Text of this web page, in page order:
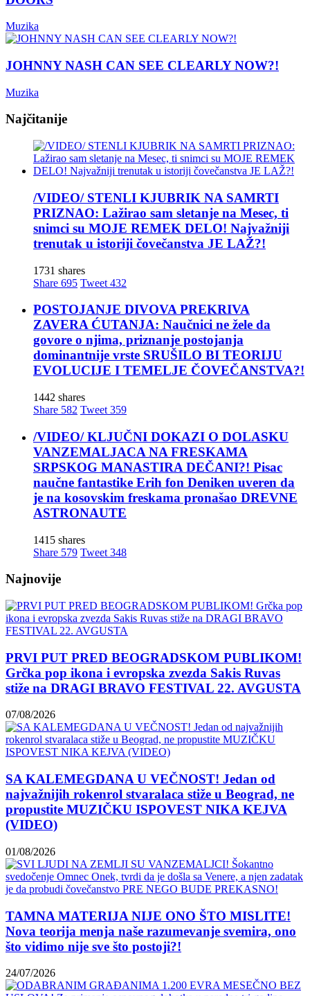
Muzika
JOHNNY NASH CAN SEE CLEARLY NOW?!
Muzika
Najčitanije
/VIDEO/ STENLI KJUBRIK NA SAMRTI
PRIZNAO: Lažirao sam sletanje na Mesec, ti
snimci su MOJE REMEK DELO! Najvažniji
trenutak u istoriji čovečanstva JE LAŽ?!
1731 shares
Share 695 Tweet 432
POSTOJANJE DIVOVA PREKRIVA
ZAVERA ĆUTANJA: Naučnici ne žele da
govore o njima, priznanje postojanja
dominantnije vrste SRUŠILO BI TEORIJU
EVOLUCIJE I TEMELJE ČOVEČANSTVA?!
1442 shares
Share 582 Tweet 359
/VIDEO/ KLJUČNI DOKAZI O DOLASKU
VANZEMALJACA NA FRESKAMA
SRPSKOG MANASTIRA DEČANI?! Pisac
naučne fantastike Erih fon Deniken uveren da
je na kosovskim freskama pronašao DREVNE
ASTRONAUTE
1415 shares
Share 579 Tweet 348
Najnovije
PRVI PUT PRED BEOGRADSKOM PUBLIKOM!
Grčka pop ikona i evropska zvezda Sakis Ruvas
stiže na DRAGI BRAVO FESTIVAL 22. AVGUSTA
07/08/2026
SA KALEMEGDANA U VEČNOST! Jedan od
najvažnijih rokenrol stvaralaca stiže u Beograd, ne
propustite MUZIČKU ISPOVEST NIKA KEJVA
(VIDEO)
01/08/2026
TAMNA MATERIJA NIJE ONO ŠTO MISLITE!
Nova teorija menja naše razumevanje svemira, ono
što vidimo nije sve što postoji?!
24/07/2026